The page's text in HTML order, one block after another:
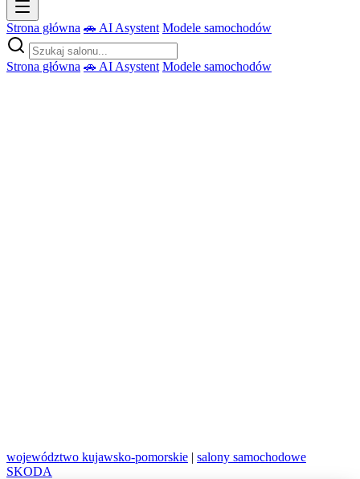
Strona główna 🚗 AI Asystent Modele samochodów
Strona główna 🚗 AI Asystent Modele samochodów
województwo kujawsko-pomorskie | salony samochodowe
SKODA